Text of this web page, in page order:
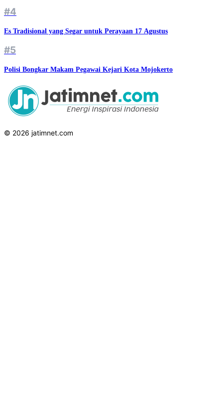
#4
Es Tradisional yang Segar untuk Perayaan 17 Agustus
#5
Polisi Bongkar Makam Pegawai Kejari Kota Mojokerto
© 2026 jatimnet.com